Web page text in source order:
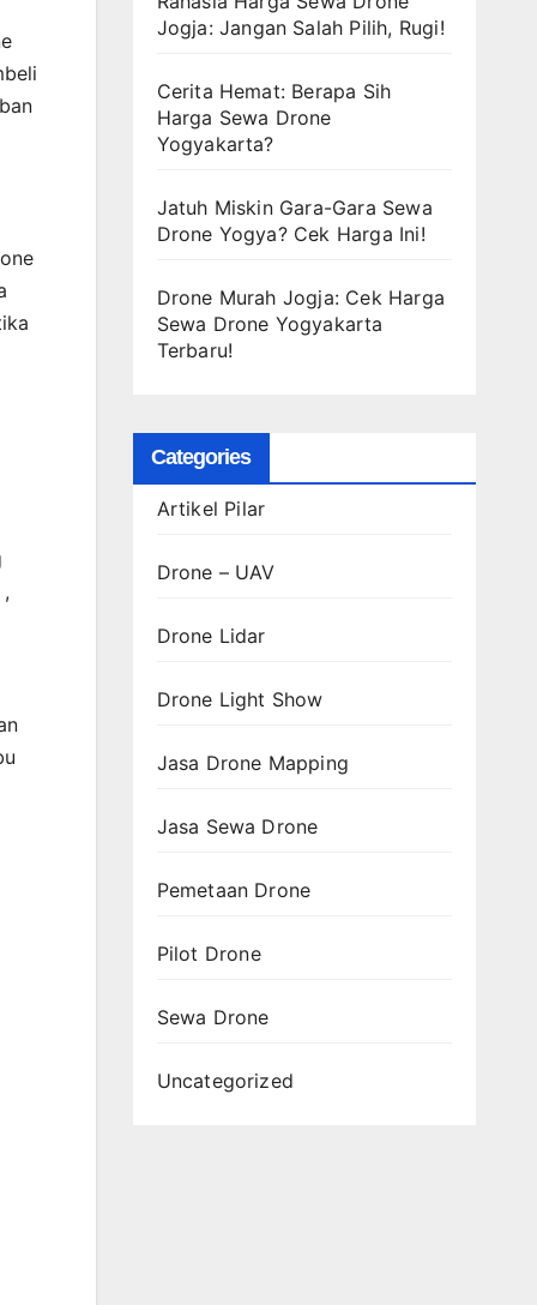
Jogja: Jangan Salah Pilih, Rugi!
Cerita Hemat: Berapa Sih
Harga Sewa Drone
Yogyakarta?
Jatuh Miskin Gara-Gara Sewa
Drone Yogya? Cek Harga Ini!
Drone Murah Jogja: Cek Harga
Sewa Drone Yogyakarta
Terbaru!
Categories
Artikel Pilar
Drone – UAV
Drone Lidar
Drone Light Show
Jasa Drone Mapping
Jasa Sewa Drone
Pemetaan Drone
Pilot Drone
Sewa Drone
Uncategorized